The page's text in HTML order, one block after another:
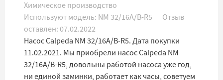
Химическое производство
Используют модель: NM 32/16A/B-R5
Отзыв
оставлен: 07.02.2022
Насос Calpeda NM 32/16A/B-R5. Дата покупки
11.02.2021. Мы приобрели насос Calpeda NM
32/16A/B-R5, довольны работой насоса уже год,
ни единой заминки, работает как часы, советуем